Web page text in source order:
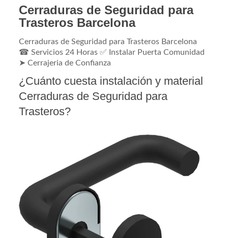
Cerraduras de Seguridad para
Trasteros Barcelona
Cerraduras de Seguridad para Trasteros Barcelona
☎ Servicios 24 Horas ✅ Instalar Puerta Comunidad
➤ Cerrajeria de Confianza
¿Cuánto cuesta instalación y material
Cerraduras de Seguridad para
Trasteros?